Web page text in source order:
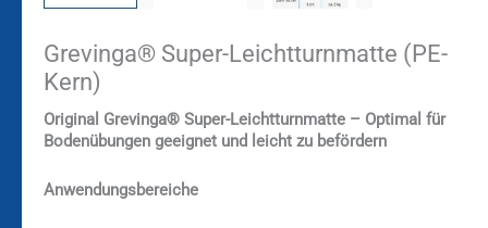
Grevinga® Super-Leichtturnmatte (PE-
Kern)
Original Grevinga® Super-Leichtturnmatte – Optimal für
Bodenübungen geeignet und leicht zu befördern
Anwendungsbereiche